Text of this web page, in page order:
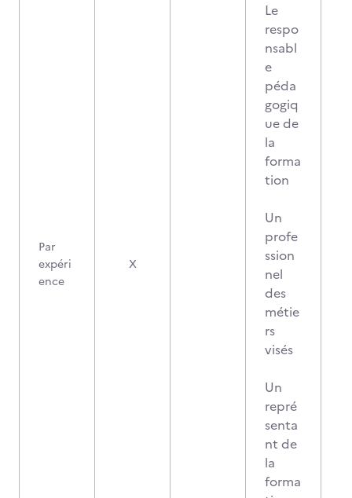
Par
expéri
ence
X
Le
respo
nsabl
e
péda
gogiq
ue de
la
forma
tion
Un
profe
ssion
nel
des
métie
rs
visés
Un
repré
senta
nt de
la
forma